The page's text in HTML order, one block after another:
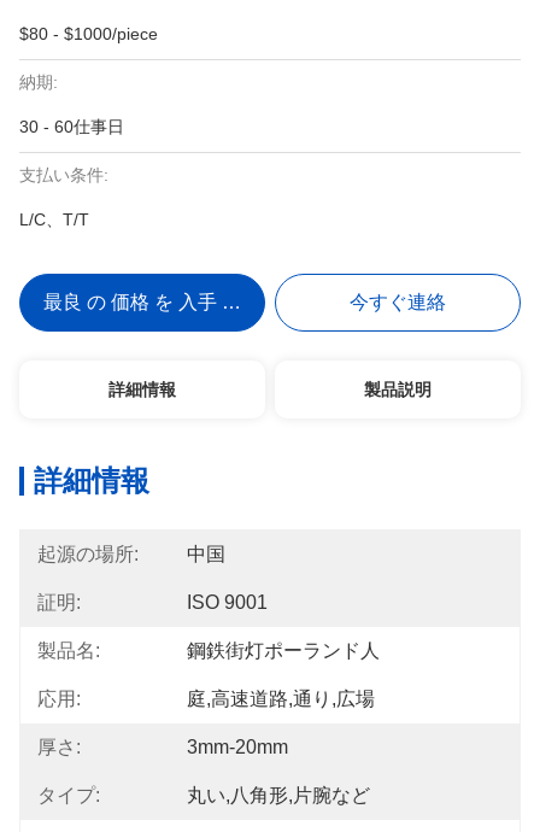
$80 - $1000/piece
納期:
30 - 60仕事日
支払い条件:
L/C、T/T
最良 の 価格 を 入手 する 今すぐ連絡
詳細情報 製品説明
詳細情報
起源の場所: 中国
証明: ISO 9001
製品名: 鋼鉄街灯ポーランド人
応用: 庭,高速道路,通り,広場
厚さ: 3mm-20mm
タイプ: 丸い,八角形,片腕など